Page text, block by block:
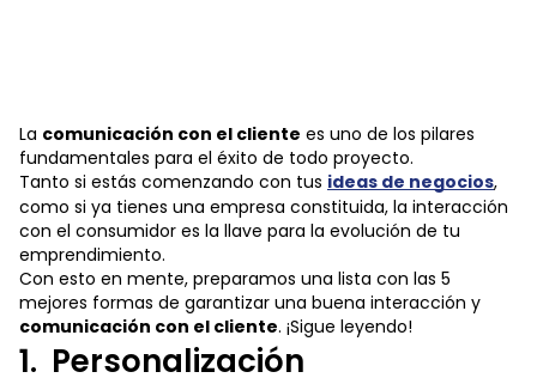
La comunicación con el cliente es uno de los pilares
fundamentales para el éxito de todo proyecto.
Tanto si estás comenzando con tus ideas de negocios,
como si ya tienes una empresa constituida, la interacción
con el consumidor es la llave para la evolución de tu
emprendimiento.
Con esto en mente, preparamos una lista con las 5
mejores formas de garantizar una buena interacción y
comunicación con el cliente. ¡Sigue leyendo!
1. Personalización